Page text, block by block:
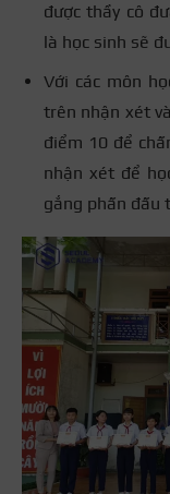
được thầy cô
là học sinh sẽ
Với các môn
trên nhận xét
điểm 10 để
nhận xét để
gắng phấn đấu